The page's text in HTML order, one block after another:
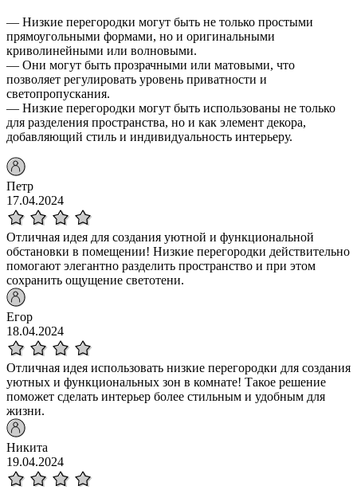
— Низкие перегородки могут быть не только простыми
прямоугольными формами, но и оригинальными
криволинейными или волновыми.
— Они могут быть прозрачными или матовыми, что
позволяет регулировать уровень приватности и
светопропускания.
— Низкие перегородки могут быть использованы не только
для разделения пространства, но и как элемент декора,
добавляющий стиль и индивидуальность интерьеру.
Петр
17.04.2024
Отличная идея для создания уютной и функциональной
обстановки в помещении! Низкие перегородки действительно
помогают элегантно разделить пространство и при этом
сохранить ощущение светотени.
Егор
18.04.2024
Отличная идея использовать низкие перегородки для создания
уютных и функциональных зон в комнате! Такое решение
поможет сделать интерьер более стильным и удобным для
жизни.
Никита
19.04.2024